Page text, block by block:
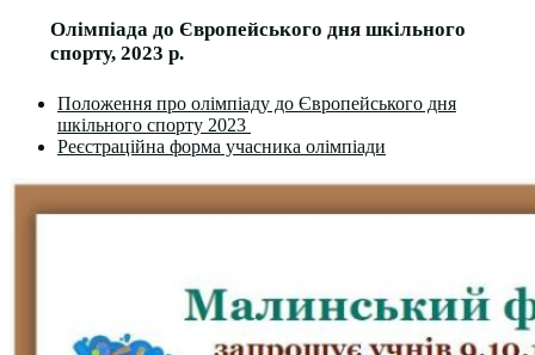
Олімпіада до Європейського дня шкільного
спорту, 2023 р.
Положення про олімпіаду до Європейського дня
шкільного спорту 2023
Реєстраційна форма учасника олімпіади